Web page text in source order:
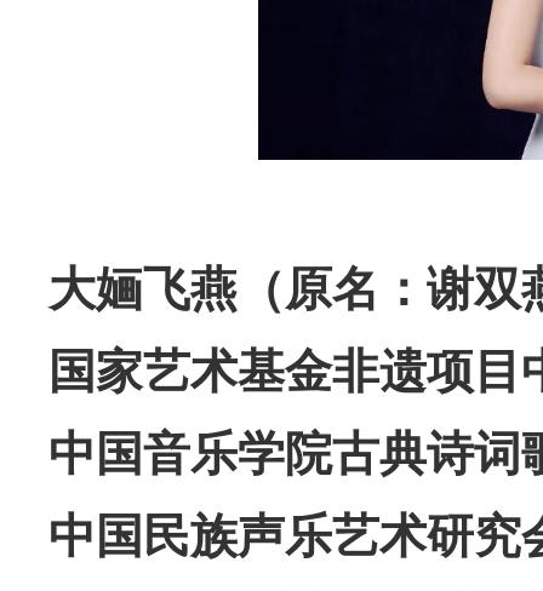
大婳飞燕（原名：谢双
国家艺术基金非遗项
中国音乐学院古典诗词
中国民族声乐艺术研究